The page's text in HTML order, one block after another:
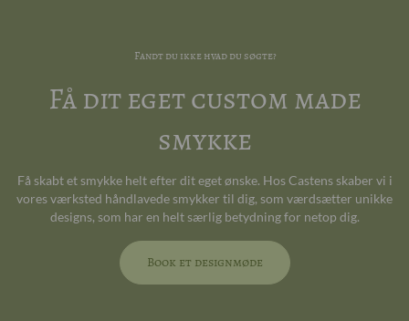
Fandt du ikke hvad du søgte?
Få dit eget custom made
smykke
Få skabt et smykke helt efter dit eget ønske. Hos Castens skaber vi i
vores værksted håndlavede smykker til dig, som værdsætter unikke
designs, som har en helt særlig betydning for netop dig.
Book et designmøde